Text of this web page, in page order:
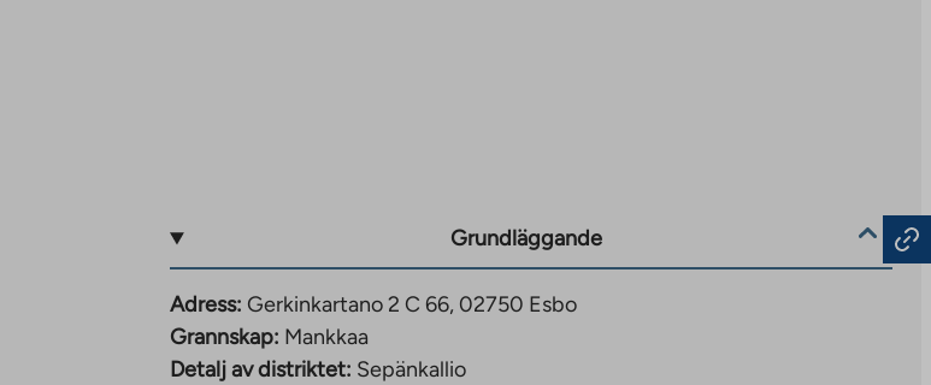
Grundläggande
Adress: Gerkinkartano 2 C 66, 02750 Esbo
Grannskap: Mankkaa
Detalj av distriktet: Sepänkallio